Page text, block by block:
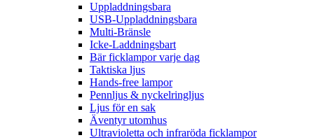
Uppladdningsbara
USB-Uppladdningsbara
Multi-Bränsle
Icke-Laddningsbart
Bär ficklampor varje dag
Taktiska ljus
Hands-free lampor
Pennljus & nyckelringljus
Ljus för en sak
Äventyr utomhus
Ultravioletta och infraröda ficklampor